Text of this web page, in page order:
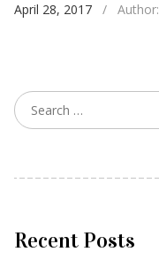
April 28, 2017 / Author:
Search for:
Recent Posts